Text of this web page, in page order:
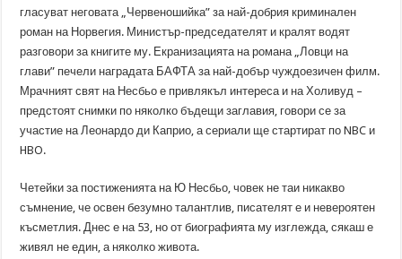
гласуват неговата „Червеношийка” за най-добрия криминален
роман на Норвегия. Министър-председателят и кралят водят
разговори за книгите му. Екранизацията на романа „Ловци на
глави” печели наградата БАФТА за най-добър чуждоезичен филм.
Мрачният свят на Несбьо е привлякъл интереса и на Холивуд –
предстоят снимки по няколко бъдещи заглавия, говори се за
участие на Леонардо ди Каприо, а сериали ще стартират по NBC и
HBO.
Четейки за постиженията на Ю Несбьо, човек не таи никакво
съмнение, че освен безумно талантлив, писателят е и невероятен
късметлия. Днес е на 53, но от биографията му изглежда, сякаш е
живял не един, а няколко живота.